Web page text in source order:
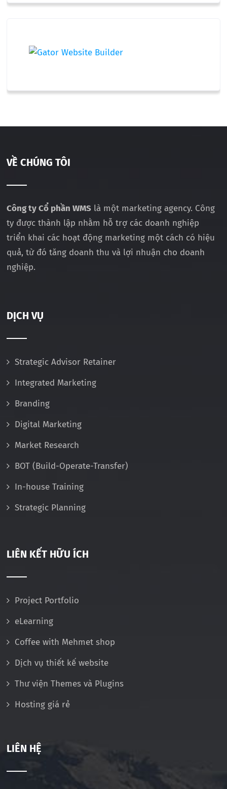
VỀ CHÚNG TÔI
Công ty Cổ phần WMS là một marketing agency. Công
ty được thành lập nhằm hỗ trợ các doanh nghiệp
triển khai các hoạt động marketing một cách có hiệu
quả, từ đó tăng doanh thu và lợi nhuận cho doanh
nghiệp.
DỊCH VỤ
Strategic Advisor Retainer
Integrated Marketing
Branding
Digital Marketing
Market Research
BOT (Build-Operate-Transfer)
In-house Training
Strategic Planning
LIÊN KẾT HỮU ÍCH
Project Portfolio
eLearning
Coffee with Mehmet shop
Dịch vụ thiết kế website
Thư viện Themes và Plugins
Hosting giá rẻ
LIÊN HỆ